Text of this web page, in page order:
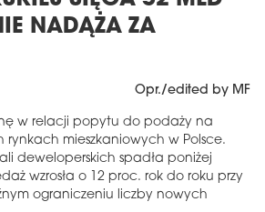
NADĄŻA ZA
Opr./edited by MF
w relacji popytu do podaży na
rynkach mieszkaniowych w Polsce.
deweloperskich spadła poniżej
wzrosła o 12 proc. rok do roku przy
ograniczeniu liczby nowych